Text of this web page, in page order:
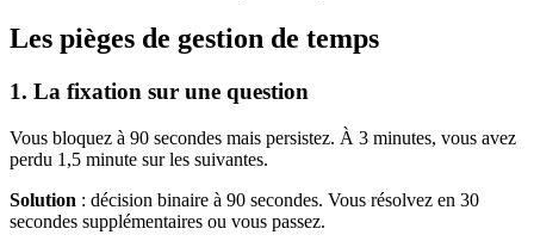
Les pièges de gestion de temps
1. La fixation sur une question
Vous bloquez à 90 secondes mais persistez. À 3 minutes, vous avez
perdu 1,5 minute sur les suivantes.
Solution : décision binaire à 90 secondes. Vous résolvez en 30
secondes supplémentaires ou vous passez.